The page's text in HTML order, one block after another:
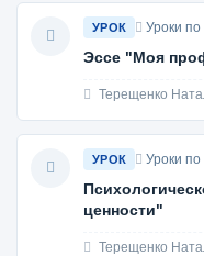
УРОК Уроки по
Эссе "Моя
Терещенко
УРОК Уроки по
ценности"
Терещенко